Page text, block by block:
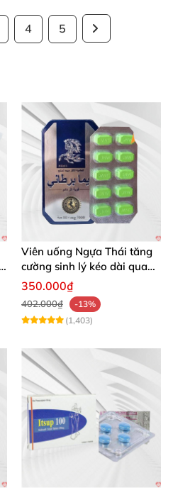
4 5
Viên uống Ngựa Thái tăng
cường sinh lý kéo dài quan
hệ
350.000₫
402.000₫
-13%
(1,403)